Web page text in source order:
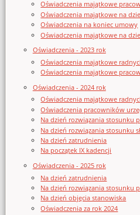
Oświadczenia majątkowe
Oświadczenia majątkowe na
Oświadczenia na koniec umowy
Oświadczenia majątkowe na
Oświadczenia - 2023 rok
Oświadczenia majątkowe
Oświadczenia majątkowe
Oświadczenia - 2024 rok
Oświadczenia majątkowe
Oświadczenia pracowników
Na dzień rozwiązania stosunku
Na dzień rozwiązania stosunku
Na dzień zatrudnienia
Na początek IX kadencji
Oświadczenia - 2025 rok
Na dzień zatrudnienia
Na dzień rozwiązania stosunku
Na dzień objęcia stanowiska
Oświadczenia za rok 2024